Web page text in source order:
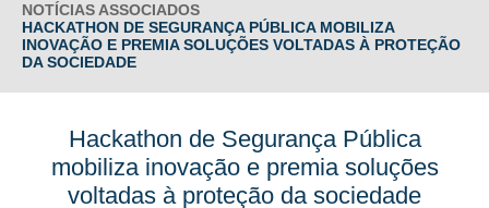
NOTÍCIAS ASSOCIADOS
HACKATHON DE SEGURANÇA PÚBLICA MOBILIZA
INOVAÇÃO E PREMIA SOLUÇÕES VOLTADAS À PROTEÇÃO
DA SOCIEDADE
Hackathon de Segurança Pública
mobiliza inovação e premia soluções
voltadas à proteção da sociedade